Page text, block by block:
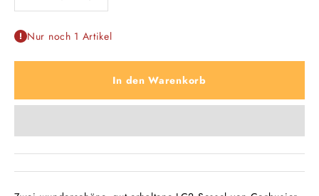
Nur noch 1 Artikel
In den Warenkorb